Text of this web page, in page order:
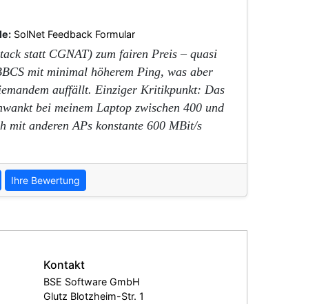
SolNet Feedback Formular
statt CGNAT) zum fairen Preis – quasi
mit minimal höherem Ping, was aber
auffällt. Einziger Kritikpunkt: Das
bei meinem Laptop zwischen 400 und
mit anderen APs konstante 600 MBit/s
Ihre Bewertung
Kontakt
BSE Software GmbH
Glutz Blotzheim-Str. 1